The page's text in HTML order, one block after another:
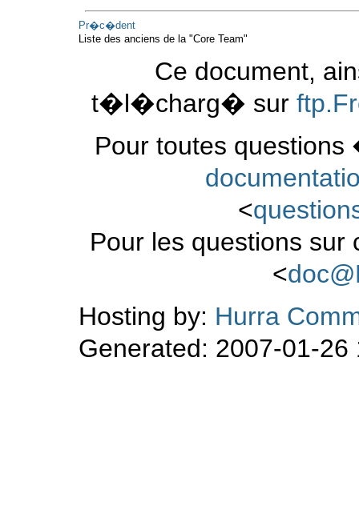
Pr�c�dent
Liste des anciens de la "Core Team"
Ce document,
t�l�charg� sur
Pour toutes
<
Pour les questions sur
<
Hosting by: Hurra
Generated: 2007-01-26